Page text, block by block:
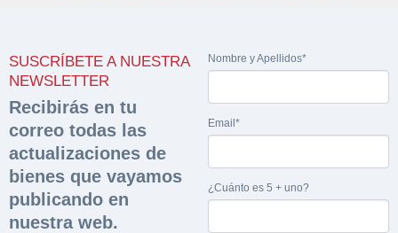
SUSCRÍBETE A NUESTRA
NEWSLETTER
Recibirás en tu
correo todas las
actualizaciones de
bienes que vayamos
publicando en
nuestra web.
Nombre y Apellidos*
Email*
¿Cuánto es 5 + uno?
Solicitar
documentación
sobre la peritación
Rellene este formulario y recibirá en su email el
enlace para descargar la documentación
Nombre y Apellidos*
Hacer Oferta
Razón social*
Teléfono*
Nombre y Apellidos*
Sobre Merfinsa
Venta de bienes muebles